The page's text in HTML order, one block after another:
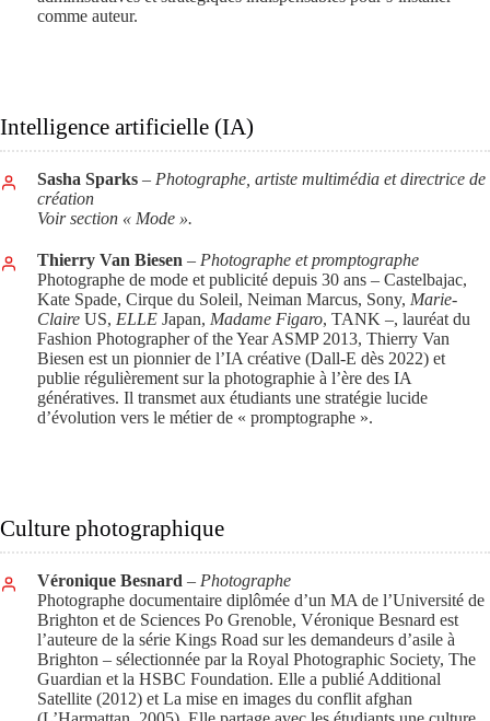
comme auteur.
Intelligence artificielle (IA)
Sasha Sparks – Photographe, artiste multimédia et directrice de
création
Voir section « Mode ».
Thierry Van Biesen – Photographe et promptographe
Photographe de mode et publicité depuis 30 ans – Castelbajac,
Kate Spade, Cirque du Soleil, Neiman Marcus, Sony, Marie-
Claire US, ELLE Japan, Madame Figaro, TANK –, lauréat du
Fashion Photographer of the Year ASMP 2013, Thierry Van
Biesen est un pionnier de l’IA créative (Dall-E dès 2022) et
publie régulièrement sur la photographie à l’ère des IA
génératives. Il transmet aux étudiants une stratégie lucide
d’évolution vers le métier de « promptographe ».
Culture photographique
Véronique Besnard – Photographe
Photographe documentaire diplômée d’un MA de l’Université de
Brighton et de Sciences Po Grenoble, Véronique Besnard est
l’auteure de la série Kings Road sur les demandeurs d’asile à
Brighton – sélectionnée par la Royal Photographic Society, The
Guardian et la HSBC Foundation. Elle a publié Additional
Satellite (2012) et La mise en images du conflit afghan